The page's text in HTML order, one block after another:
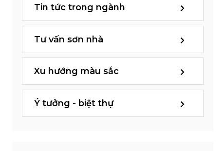
Tin tức trong ngành
Tư vấn sơn nhà
Xu hướng màu sắc
Ý tưởng - biệt thự